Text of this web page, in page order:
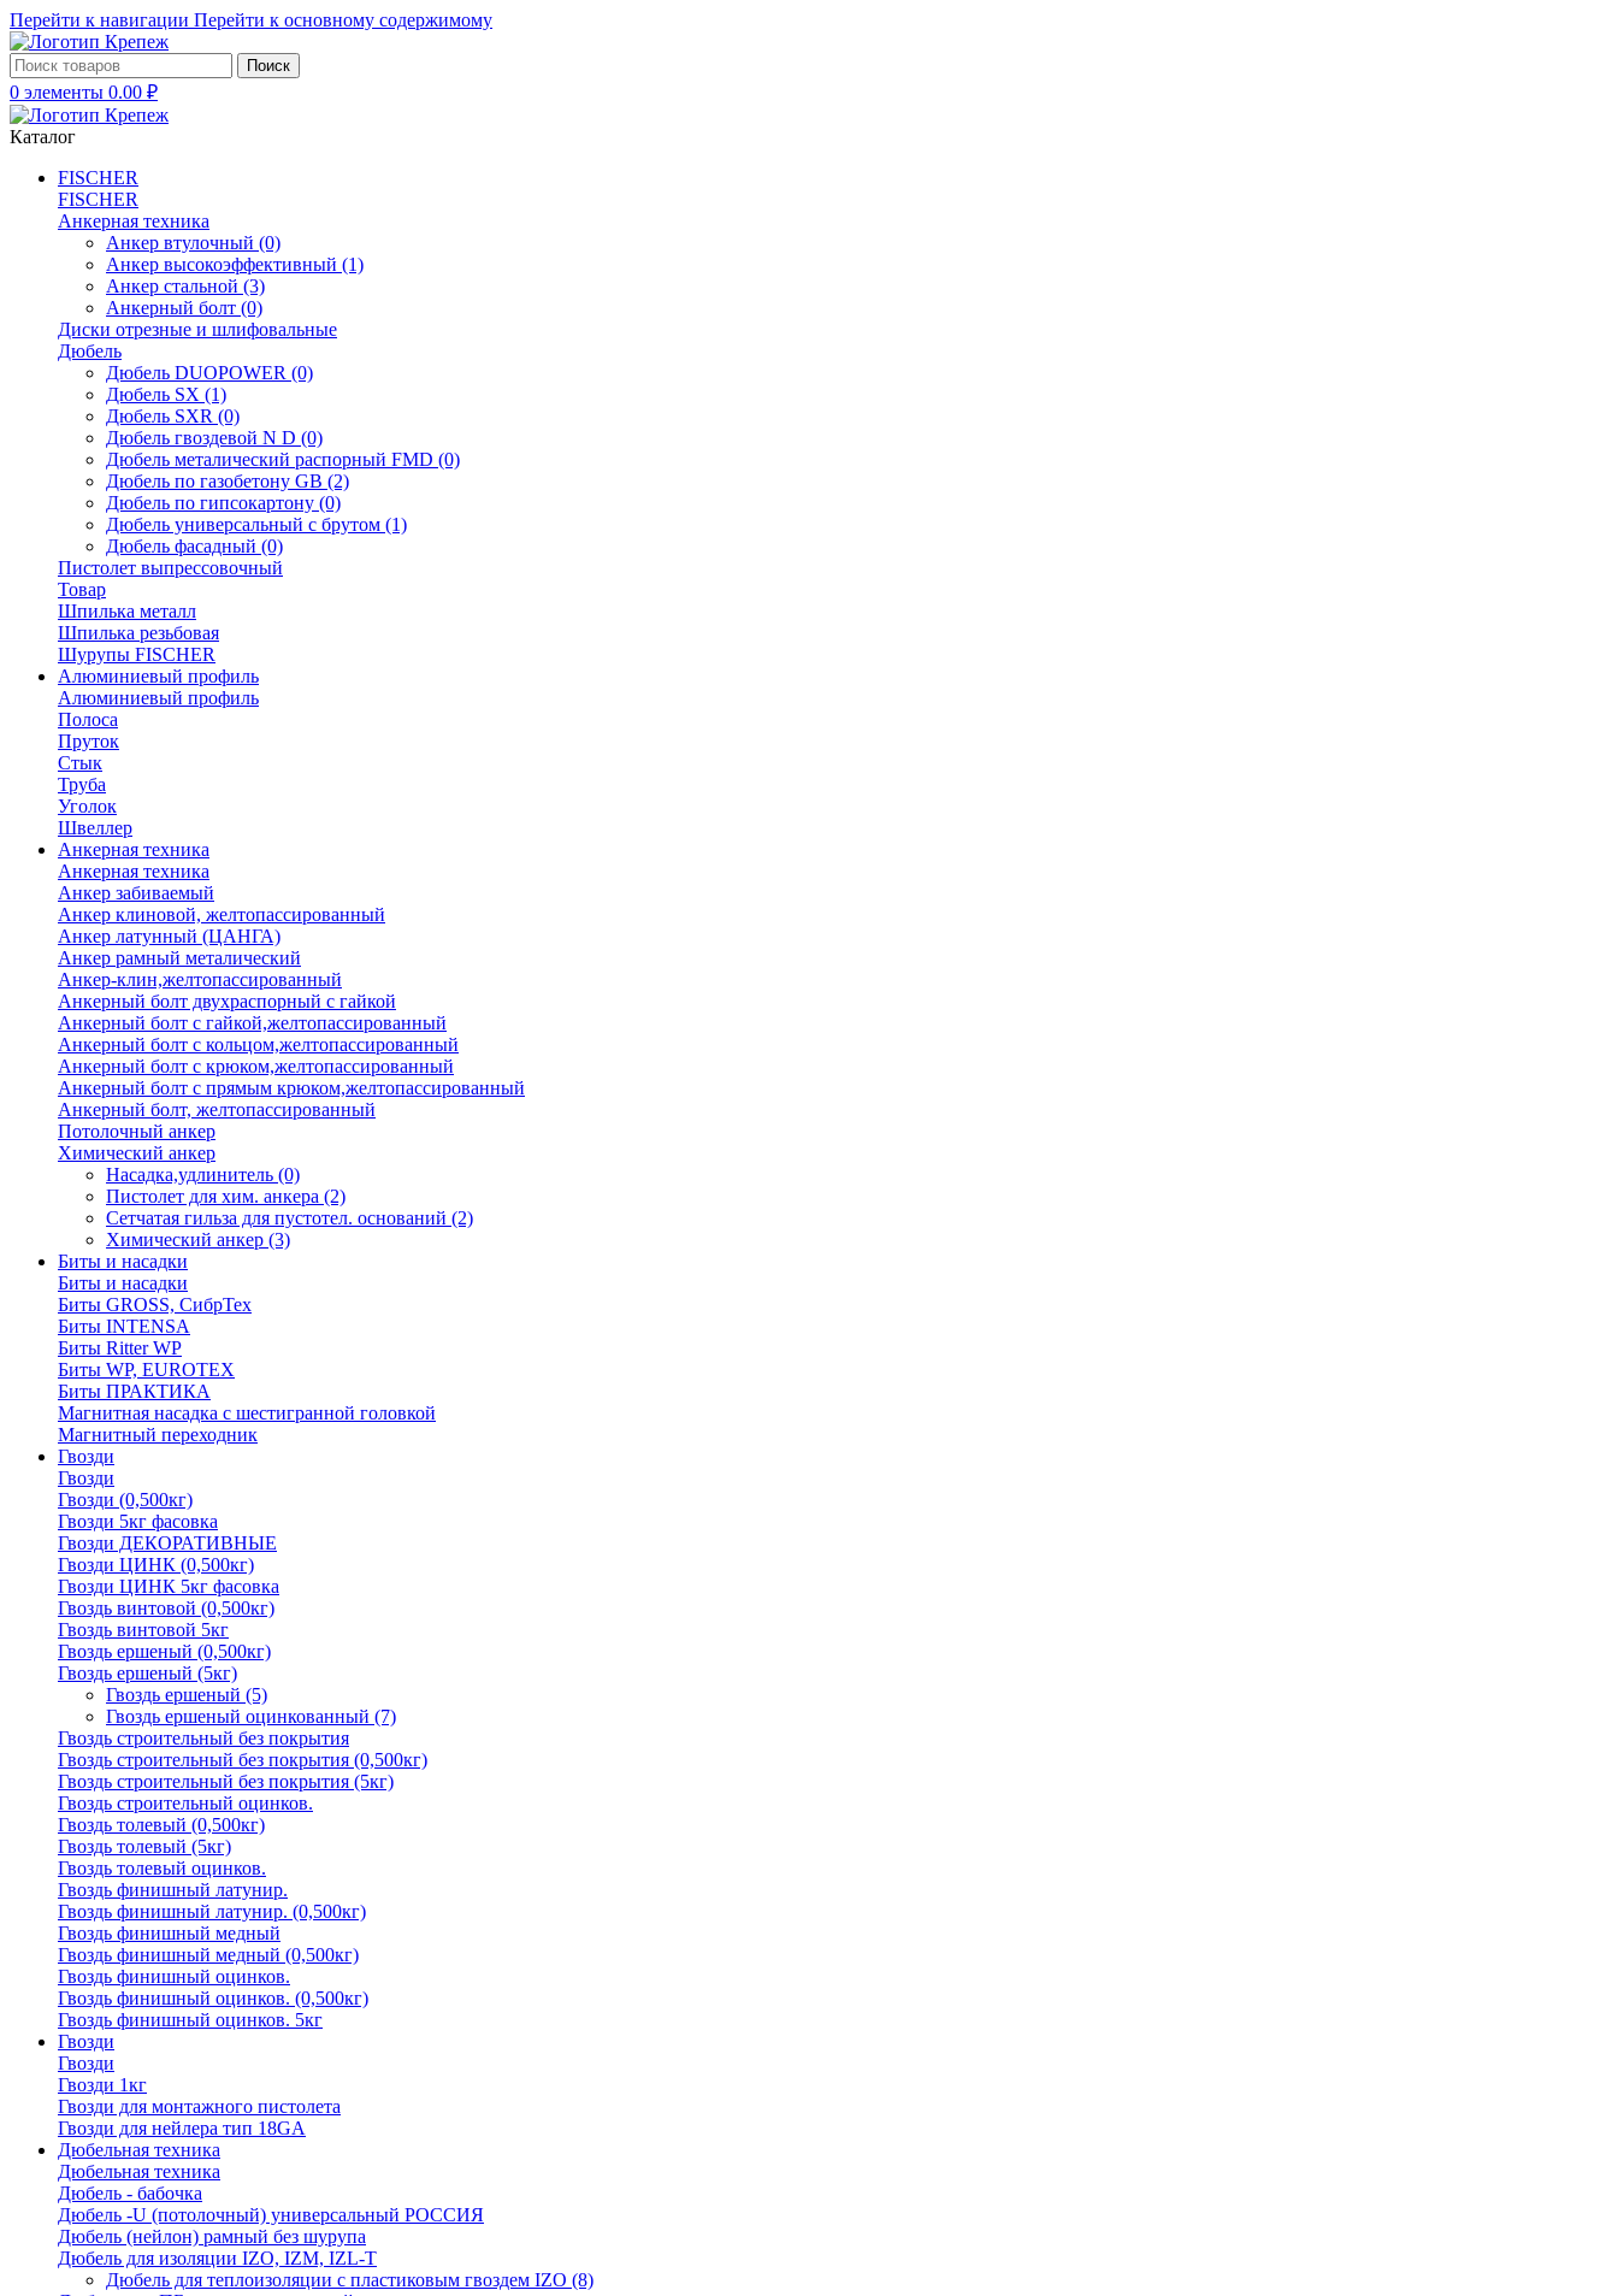
Перейти к навигации Перейти к основному содержимому
Поиск
0 элементы 0.00 ₽
Каталог
FISCHER
FISCHER
Анкерная техника
Анкер втулочный (0)
Анкер высокоэффективный (1)
Анкер стальной (3)
Анкерный болт (0)
Диски отрезные и шлифовальные
Дюбель
Дюбель DUOPOWER (0)
Дюбель SX (1)
Дюбель SXR (0)
Дюбель гвоздевой N D (0)
Дюбель металический распорный FMD (0)
Дюбель по газобетону GB (2)
Дюбель по гипсокартону (0)
Дюбель универсальный с брутом (1)
Дюбель фасадный (0)
Пистолет выпрессовочный
Товар
Шпилька металл
Шпилька резьбовая
Шурупы FISCHER
Алюминиевый профиль
Алюминиевый профиль
Полоса
Пруток
Стык
Труба
Уголок
Швеллер
Анкерная техника
Анкерная техника
Анкер забиваемый
Анкер клиновой, желтопассированный
Анкер латунный (ЦАНГА)
Анкер рамный металический
Анкер-клин,желтопассированный
Анкерный болт двухраспорный с гайкой
Анкерный болт с гайкой,желтопассированный
Анкерный болт с кольцом,желтопассированный
Анкерный болт с крюком,желтопассированный
Анкерный болт с прямым крюком,желтопассированный
Анкерный болт, желтопассированный
Потолочный анкер
Химический анкер
Насадка,удлинитель (0)
Пистолет для хим. анкера (2)
Сетчатая гильза для пустотел. оснований (2)
Химический анкер (3)
Биты и насадки
Биты и насадки
Биты GROSS, СибрТех
Биты INTENSA
Биты Ritter WP
Биты WP, EUROTEX
Биты ПРАКТИКА
Магнитная насадка с шестигранной головкой
Магнитный переходник
Гвозди
Гвозди
Гвозди (0,500кг)
Гвозди 5кг фасовка
Гвозди ДЕКОРАТИВНЫЕ
Гвозди ЦИНК (0,500кг)
Гвозди ЦИНК 5кг фасовка
Гвоздь винтовой (0,500кг)
Гвоздь винтовой 5кг
Гвоздь ершеный (0,500кг)
Гвоздь ершеный (5кг)
Гвоздь ершеный (5)
Гвоздь ершеный оцинкованный (7)
Гвоздь строительный без покрытия
Гвоздь строительный без покрытия (0,500кг)
Гвоздь строительный без покрытия (5кг)
Гвоздь строительный оцинков.
Гвоздь толевый (0,500кг)
Гвоздь толевый (5кг)
Гвоздь толевый оцинков.
Гвоздь финишный латунир.
Гвоздь финишный латунир. (0,500кг)
Гвоздь финишный медный
Гвоздь финишный медный (0,500кг)
Гвоздь финишный оцинков.
Гвоздь финишный оцинков. (0,500кг)
Гвоздь финишный оцинков. 5кг
Гвозди
Гвозди
Гвозди 1кг
Гвозди для монтажного пистолета
Гвозди для нейлера тип 18GA
Дюбельная техника
Дюбельная техника
Дюбель - бабочка
Дюбель -U (потолочный) универсальный РОССИЯ
Дюбель (нейлон) рамный без шурупа
Дюбель для изоляции IZO, IZM, IZL-T
Дюбель для теплоизоляции с пластиковым гвоздем IZO (8)